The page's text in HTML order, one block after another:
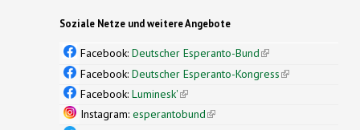
Soziale Netze und weitere Angebote
Facebook: Deutscher Esperanto-Bund(link is
external)
Facebook: Deutscher Esperanto-Kongress(link is
Facebook: Luminesk'(link is external)
Instagram: esperantobund(link is external)